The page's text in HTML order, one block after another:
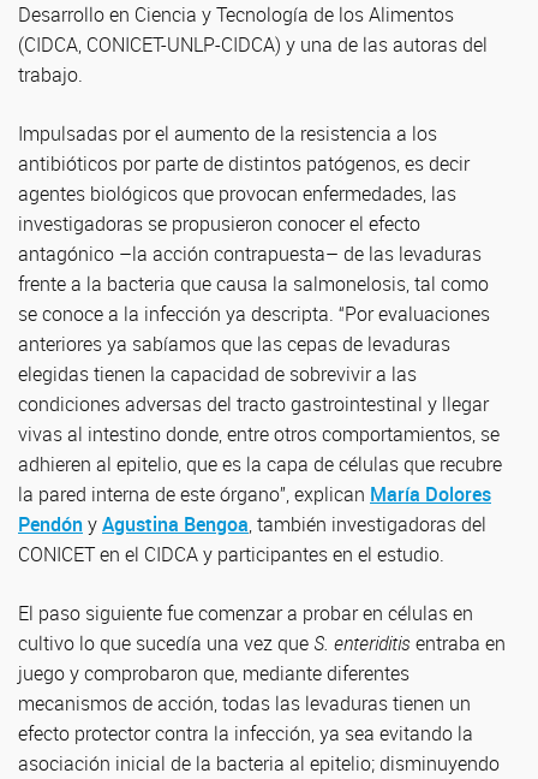
Desarrollo en Ciencia y Tecnología de los Alimentos
(CIDCA, CONICET-UNLP-CIDCA) y una de las autoras del
trabajo.
Impulsadas por el aumento de la resistencia a los
antibióticos por parte de distintos patógenos, es decir
agentes biológicos que provocan enfermedades, las
investigadoras se propusieron conocer el efecto
antagónico –la acción contrapuesta– de las levaduras
frente a la bacteria que causa la salmonelosis, tal como
se conoce a la infección ya descripta. “Por evaluaciones
anteriores ya sabíamos que las cepas de levaduras
elegidas tienen la capacidad de sobrevivir a las
condiciones adversas del tracto gastrointestinal y llegar
vivas al intestino donde, entre otros comportamientos, se
adhieren al epitelio, que es la capa de células que recubre
la pared interna de este órgano”, explican María Dolores
PendónyAgustina Bengoa, también investigadoras del
CONICET en el CIDCA y participantes en el estudio.
El paso siguiente fue comenzar a probar en células en
cultivo lo que sucedía una vez que S. enteriditisentraba en
juego y comprobaron que, mediante diferentes
mecanismos de acción, todas las levaduras tienen un
efecto protector contra la infección, ya sea evitando la
asociación inicial de la bacteria al epitelio; disminuyendo